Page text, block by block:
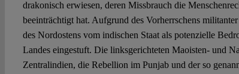
drakonisch erwiesen, deren Missbrauch die
beeinträchtigt hat. Aufgrund des Vorherrschens
des Nordostens vom indischen Staat als potenzielle
Landes eingestuft. Die linksgerichteten Maoisten- und
Zentralindien, die Rebellion im Punjab und der so